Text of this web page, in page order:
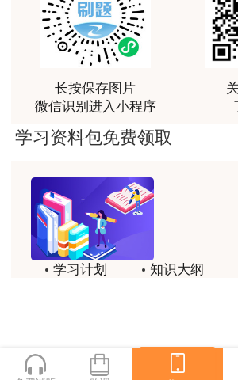
用户m0****68
王佑辉老师土估的神
王佑辉讲的课很好，答疑老师1526
长按保存图片
微信识别进入小程序
学习资料包免费领取
学习计划
知识大纲